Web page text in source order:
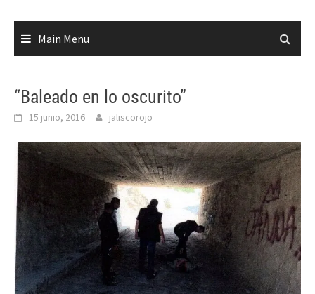
Main Menu
“Baleado en lo oscurito”
15 junio, 2016 jaliscorojo